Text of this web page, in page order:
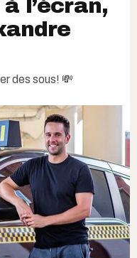
l’écran,
des sous! 💸